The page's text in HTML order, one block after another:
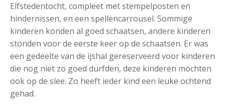
Elfstedentocht, compleet met stempelposten en
hindernissen, en een spellencarrousel. Sommige
kinderen konden al goed schaatsen, andere kinderen
stonden voor de eerste keer op de schaatsen. Er was
een gedeelte van de ijshal gereserveerd voor kinderen
die nog niet zo goed durfden, deze kinderen mochten
ook op de slee. Zo heeft ieder kind een leuke ochtend
gehad.